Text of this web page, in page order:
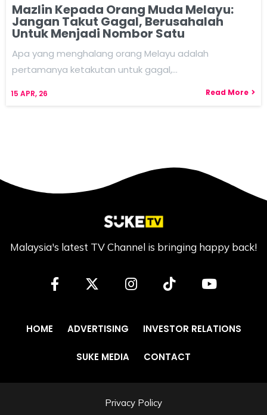
Mazlin Kepada Orang Muda Melayu:
Jangan Takut Gagal, Berusahalah
Untuk Menjadi Nombor Satu
15 APR, 26
Apa yang menghalang orang Melayu adalah
pertamanya ketakutan untuk gagal,…
Read More
Malaysia's latest TV Channel is bringing happy back!
HOME ADVERTISING INVESTOR RELATIONS
SUKE MEDIA CONTACT
Privacy Policy